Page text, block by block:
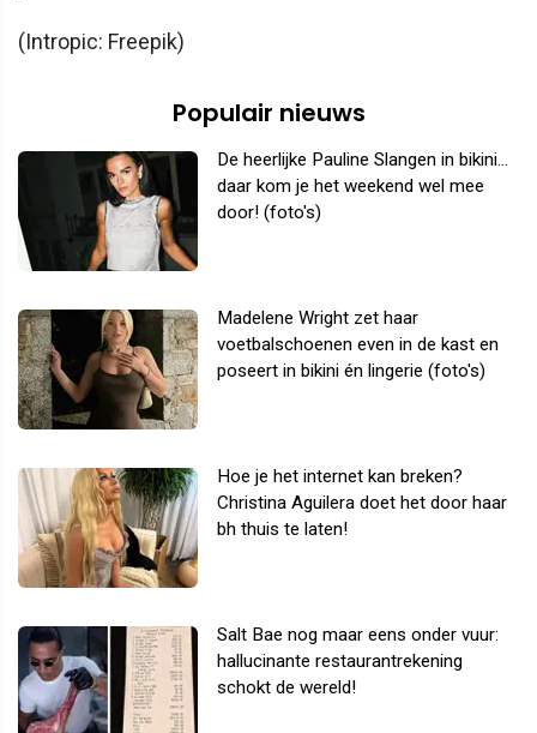
(Intropic: Freepik)
Populair nieuws
De heerlijke Pauline Slangen in bikini...
daar kom je het weekend wel mee
door! (foto's)
Madelene Wright zet haar
voetbalschoenen even in de kast en
poseert in bikini én lingerie (foto's)
Hoe je het internet kan breken?
Christina Aguilera doet het door haar
bh thuis te laten!
Salt Bae nog maar eens onder vuur:
hallucinante restaurantrekening
schokt de wereld!